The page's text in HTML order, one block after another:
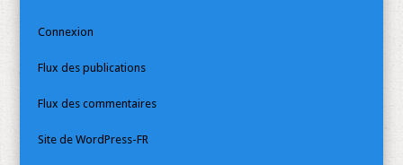
Connexion
Flux des publications
Flux des commentaires
Site de WordPress-FR